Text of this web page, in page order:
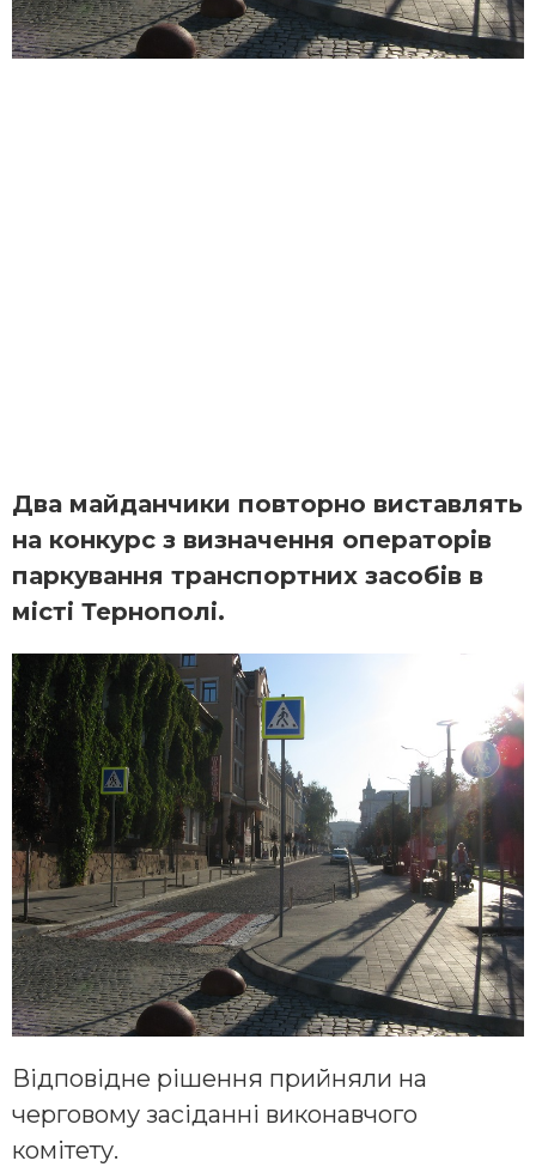
Два майданчики повторно виставлять
на конкурс з визначення операторів
паркування транспортних засобів в
місті Тернополі.
Відповідне рішення прийняли на
черговому засіданні виконавчого
комітету.